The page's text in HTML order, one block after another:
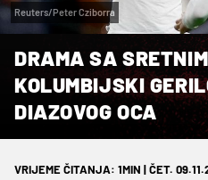
Reuters/Peter Cziborra
DRAMA SA
KOLUMBIJSKI
DIAZOVOG OCA
VRIJEME ČITANJA: 1MIN | ČET.